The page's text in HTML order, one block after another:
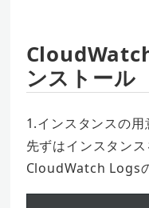
ンストール
1.インスタンスの用
先ずはインスタンス
CloudWatch Logs